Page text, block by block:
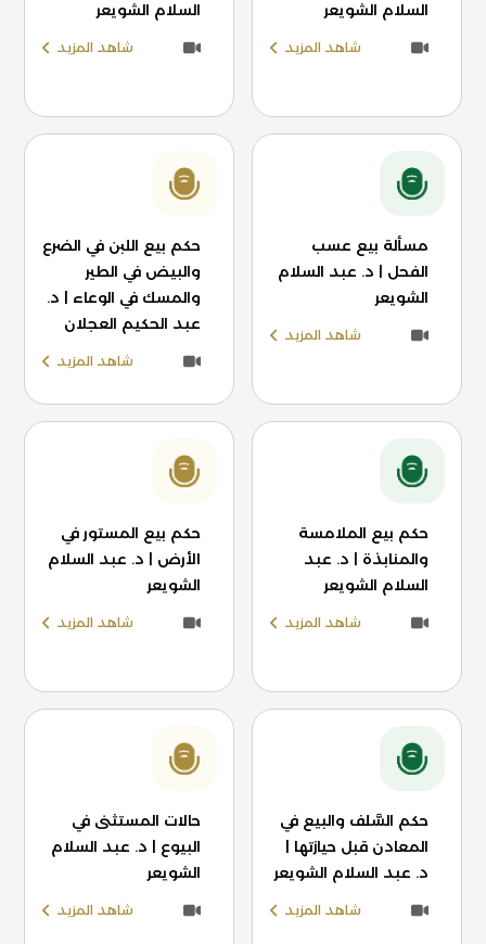
السلام الشويعر
شاهد المزيد
السلام الشويعر
شاهد المزيد
مسألة بيع عسب
الفحل | د. عبد السلام
الشويعر
شاهد المزيد
حكم بيع اللبن في الضرع
والبيض في الطير
والمسك في الوعاء | د.
عبد الحكيم العجلان
شاهد المزيد
حكم بيع الملامسة
والمنابذة | د. عبد
السلام الشويعر
شاهد المزيد
حكم بيع المستور في
الأرض | د. عبد السلام
الشويعر
شاهد المزيد
حكم السَّلف والبيع في
المعادن قبل حيازتها |
د. عبد السلام الشويعر
شاهد المزيد
حالات المستثنى في
البيوع | د. عبد السلام
الشويعر
شاهد المزيد